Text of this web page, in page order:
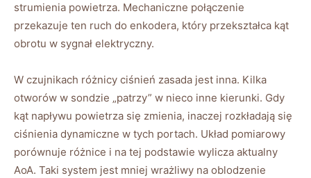
strumienia powietrza. Mechaniczne połączenie
przekazuje ten ruch do enkodera, który przekształca kąt
obrotu w sygnał elektryczny.
W czujnikach różnicy ciśnień zasada jest inna. Kilka
otworów w sondzie „patrzy” w nieco inne kierunki. Gdy
kąt napływu powietrza się zmienia, inaczej rozkładają się
ciśnienia dynamiczne w tych portach. Układ pomiarowy
porównuje różnice i na tej podstawie wylicza aktualny
AoA. Taki system jest mniej wrażliwy na oblodzenie